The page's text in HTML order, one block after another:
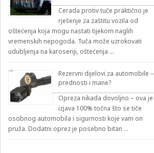
Cerada protiv tuče praktično je
rješenje za zaštitu vozila od
oštećenja koja mogu nastati tijekom naglih
vremenskih nepogoda. Tuča može uzrokovati
udubljenja na karoseriji, oštećenja …
Rezervni dijelovi za automobile –
prednosti i mane?
Opreza nikada dovoljno – ova je
izjava 100% točna što se tiče
osobnog automobila i sigurnosti koje vam on
pruža. Dodatni oprez je posebno bitan …